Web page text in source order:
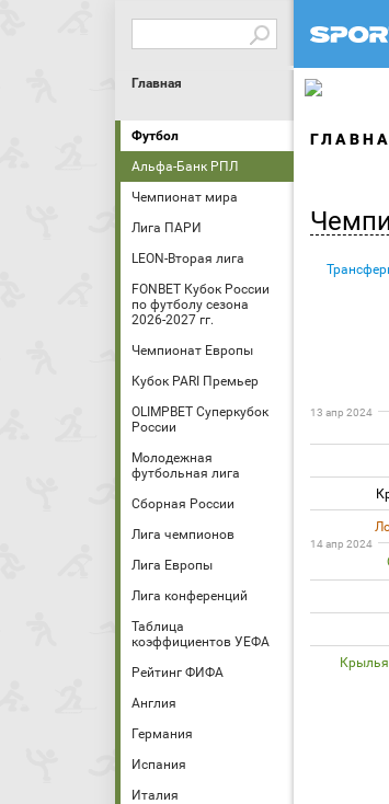
Главная
Футбол
Альфа-Банк РПЛ
Чемпионат мира
Лига ПАРИ
LEON-Вторая лига
FONBET Кубок России
по футболу сезона
2026-2027 гг.
Чемпионат Европы
Кубок PARI Премьер
OLIMPBET Суперкубок
России
Молодежная
футбольная лига
Сборная России
Лига чемпионов
Лига Европы
Лига конференций
Таблица
коэффициентов УЕФА
Рейтинг ФИФА
Англия
Германия
Испания
Италия
13 апр 2024
14 апр 2024